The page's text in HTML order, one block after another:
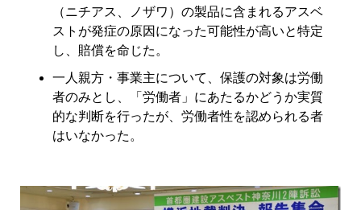
（ニチアス、ノザワ）の製品に含まれるアスベ
ストが発症の原因になった可能性が高いと特定
し、賠償を命じた。
一人親方・事業主について、保護の対象は労働
者のみとし、「労働者」にあたるかどうか実質
的な判断を行ったが、労働者性を認められる者
はいなかった。